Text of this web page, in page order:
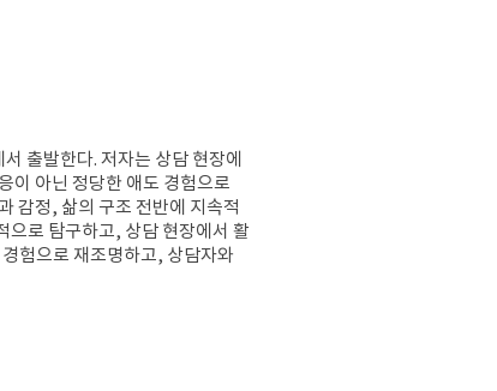
출발한다. 저자는 상담 현장에
이 아닌 정당한 애도 경험으로
감정, 삶의 구조 전반에 지속적
으로 탐구하고, 상담 현장에서 활
험으로 재조명하고, 상담자와